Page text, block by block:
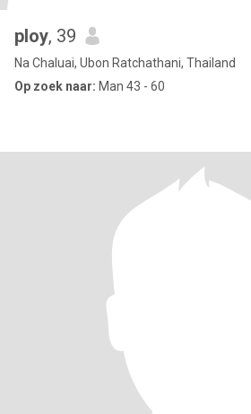
ploy, 39
Na Chaluai, Ubon Ratchathani, Thailand
Op zoek naar: Man 43 - 60